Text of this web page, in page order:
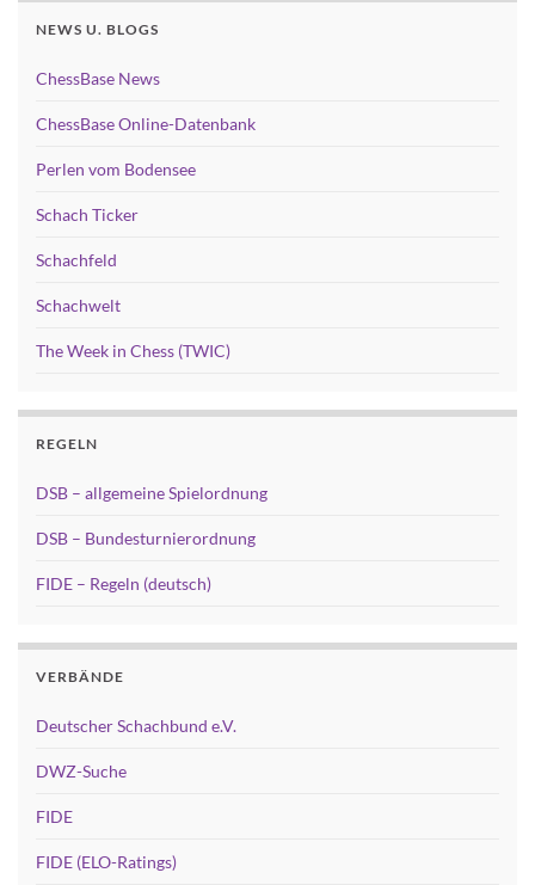
NEWS U. BLOGS
ChessBase News
ChessBase Online-Datenbank
Perlen vom Bodensee
Schach Ticker
Schachfeld
Schachwelt
The Week in Chess (TWIC)
REGELN
DSB – allgemeine Spielordnung
DSB – Bundesturnierordnung
FIDE – Regeln (deutsch)
VERBÄNDE
Deutscher Schachbund e.V.
DWZ-Suche
FIDE
FIDE (ELO-Ratings)